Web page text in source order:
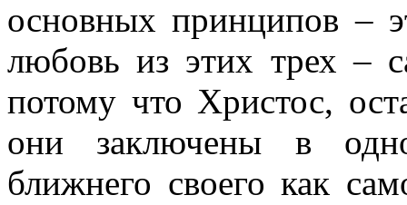
основных принципов –
любовь из этих трех –
потому что Христос,
они заключены в
ближнего своего как